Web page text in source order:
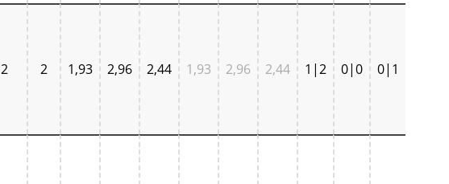
2 2 1,93 2,96 2,44 1,93 2,96 2,44 1|2 0|0 0|1